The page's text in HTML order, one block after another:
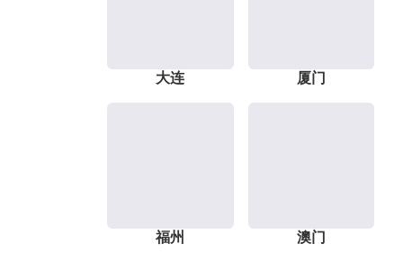
大连 厦门
福州 澳门